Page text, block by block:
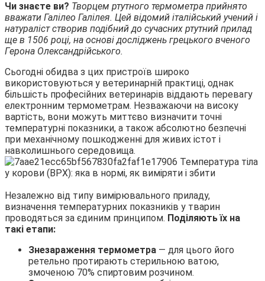
Чи знаєте ви? Творцем ртутного термометра прийнято
вважати Галілео Галілея. Цей відомий італійський учений і
натураліст створив подібний до сучасних ртутний прилад
ще в 1506 році, на основі досліджень грецького вченого
Герона Олександрійського.
Сьогодні обидва з цих пристроїв широко
використовуються у ветеринарній практиці, однак
більшість професійних ветеринарів віддають перевагу
електронним термометрам. Незважаючи на високу
вартість, вони можуть миттєво визначити точні
температурні показники, а також абсолютно безпечні
при механічному пошкодженні для живих істот і
навколишнього середовища.
Незалежно від типу вимірювального приладу,
визначення температурних показників у тварин
проводяться за єдиним принципом. Поділяють їх на
такі етапи:
Знезараження термометра — для цього його
ретельно протирають стерильною ватою,
змоченою 70% спиртовим розчином.